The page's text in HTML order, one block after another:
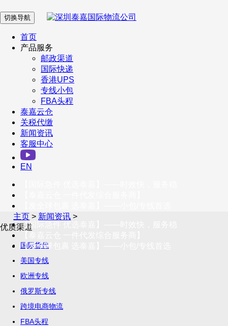
在 线 客 服
企业微信
订阅号
客户服务热线
400-098-5699
联系我们
切换导航
首页
产品服务
邮政渠道
国际快递
香港UPS
专线小包
FBA头程
泰嘉云仓
关税代缴
新闻资讯
客服中心
EN
【国际急件 优选泰嘉】——时效快，服务稳
【发全球包裹 选泰嘉】——小包/专线首选
主页 > 新闻资讯 >
优质渠道
国际货代
美国专线
欧洲专线
俄罗斯专线
跨境电商物流
FBA头程